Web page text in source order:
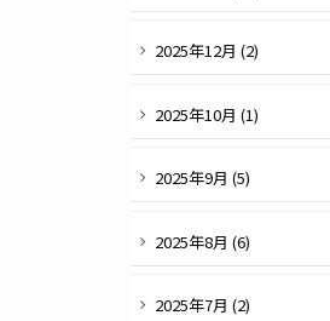
2025年12月 (2)
2025年10月 (1)
2025年9月 (5)
2025年8月 (6)
2025年7月 (2)